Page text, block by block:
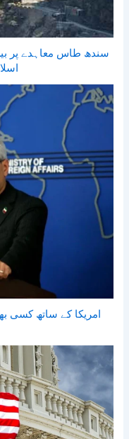
سندھ طاس معاہدے پر
امریکا کے ساتھ کسی